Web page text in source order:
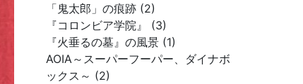
「鬼太郎」の痕跡 (2)
『コロンビア学院』 (3)
『火垂るの墓』の風景 (1)
AOIA～スーパーフーパー、ダイナボ
ックス～ (2)